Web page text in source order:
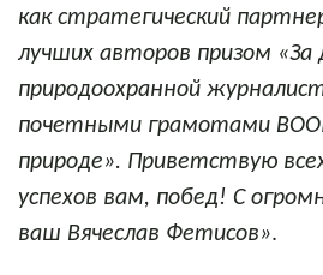
как стратегический
лучших авторов призом
природоохранной
почетными грамотами
природе». Приветствую
успехов вам, побед! С
ваш Вячеслав Фетисов».